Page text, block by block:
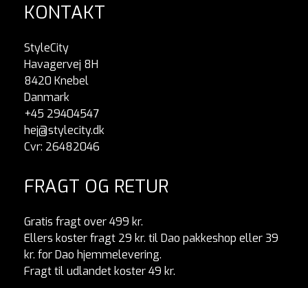
KONTAKT
StyleCity
Havagervej 8H
8420 Knebel
Danmark
+45 29404547
hej@stylecity.dk
Cvr: 26482046
FRAGT OG RETUR
Gratis fragt over 499 kr.
Ellers koster fragt 29 kr. til Dao pakkeshop eller 39
kr. for Dao hjemmelevering.
Fragt til udlandet koster 49 kr.